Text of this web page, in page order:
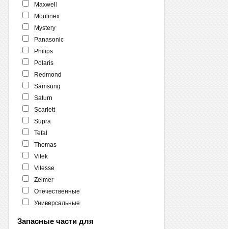
Maxwell
Moulinex
Mystery
Panasonic
Philips
Polaris
Redmond
Samsung
Saturn
Scarlett
Supra
Tefal
Thomas
Vitek
Vitesse
Zelmer
Отечественные
Универсальные
Запасные части для